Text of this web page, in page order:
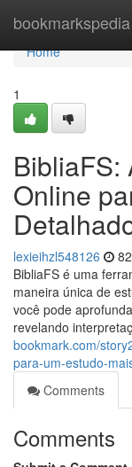
bookmarkspedia
Home
Home
1
BibliaFS:
Online
lexieihzl548126
BibliaFS é uma
maneira única de
você pode
revelando
bookmark.com/
para-um-estudo-
Comments
Comments